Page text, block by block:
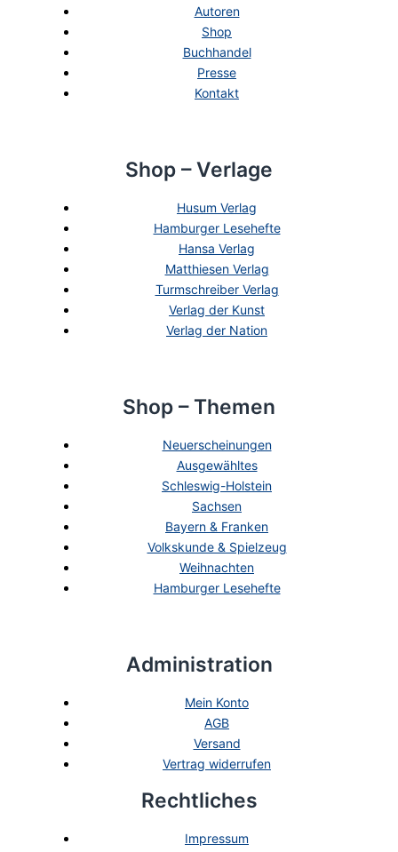
Autoren
Shop
Buchhandel
Presse
Kontakt
Shop – Verlage
Husum Verlag
Hamburger Lesehefte
Hansa Verlag
Matthiesen Verlag
Turmschreiber Verlag
Verlag der Kunst
Verlag der Nation
Shop – Themen
Neuerscheinungen
Ausgewähltes
Schleswig-Holstein
Sachsen
Bayern & Franken
Volkskunde & Spielzeug
Weihnachten
Hamburger Lesehefte
Administration
Mein Konto
AGB
Versand
Vertrag widerrufen
Rechtliches
Impressum